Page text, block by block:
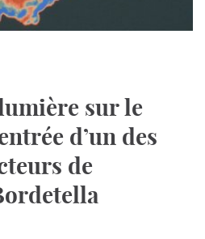
sur le
d’un des
de